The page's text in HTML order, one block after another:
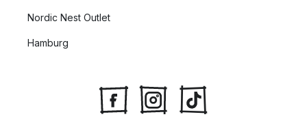
Nordic Nest Outlet
Hamburg